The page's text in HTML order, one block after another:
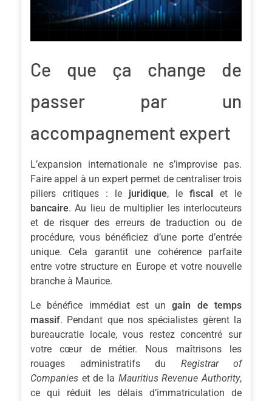
Ce que ça change de
passer par un
accompagnement expert
L’expansion internationale ne s’improvise pas.
Faire appel à un expert permet de centraliser trois
piliers critiques : le juridique, le fiscal
et le
bancaire. Au lieu de multiplier les interlocuteurs
et de risquer des erreurs de traduction ou de
procédure, vous bénéficiez d’une porte d’entrée
unique. Cela garantit une cohérence parfaite
entre votre structure en Europe et votre nouvelle
branche à Maurice.
Le bénéfice immédiat est ungain de temps
massif. Pendant que nos spécialistes gèrent la
bureaucratie locale, vous restez concentré sur
votre cœur de métier. Nous maîtrisons les
rouages administratifs du Registrar of
Companies et de la Mauritius Revenue Authority,
ce qui réduit les délais d’immatriculation de